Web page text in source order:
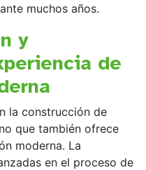
muchos años.
y
de
la construcción de
que también ofrece
moderna. La
en el proceso de